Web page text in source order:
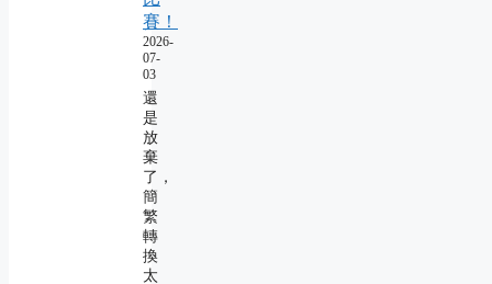
賽！
2026-
07-
03
還
是
放
棄
了，
簡
繁
轉
換
太